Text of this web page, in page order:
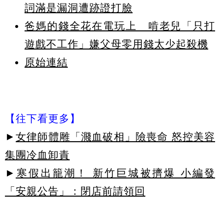
詞滿是漏洞遭跡證打臉
爸媽的錢全花在電玩上 啃老兒「只打
遊戲不工作」嫌父母零用錢太少起殺機
原始連結
【往下看更多】
► 女律師體雕「濺血破相」險喪命 怒控美容
集團冷血卸責
► 寒假出籠潮！ 新竹巨城被擠爆 小編發
「安親公告」：閉店前請領回